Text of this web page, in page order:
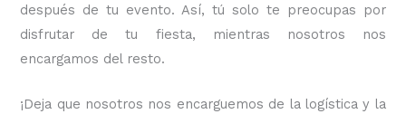
después de tu evento. Así, tú solo te preocupas por
disfrutar de tu fiesta, mientras nosotros nos
encargamos del resto.
¡Deja que nosotros nos encarguemos de la logística y la